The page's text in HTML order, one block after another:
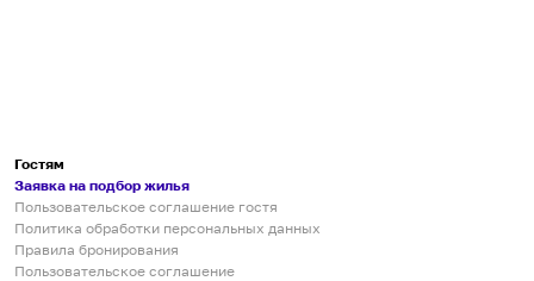
Гостям
Заявка на подбор жилья
Пользовательское соглашение гостя
Политика обработки персональных данных
Правила бронирования
Пользовательское соглашение